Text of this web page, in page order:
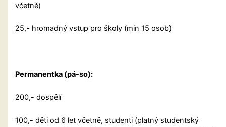
včetně)
25,- hromadný vstup pro školy (min 15 osob)
Permanentka (pá-so):
200,- dospělí
100,- děti od 6 let včetně, studenti (platný studentský